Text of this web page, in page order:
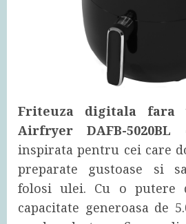
Friteuza digitala fara
Airfryer DAFB-5020BL
inspirata pentru cei care
preparate gustoase si
folosi ulei. Cu o putere
capacitate generoasa de